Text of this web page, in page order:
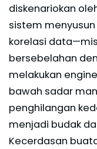
diskenariokan
sistem
korelasi
bersebelahan
melakukan
bawah sadar
penghilangan
menjadi budak
Kecerdasan